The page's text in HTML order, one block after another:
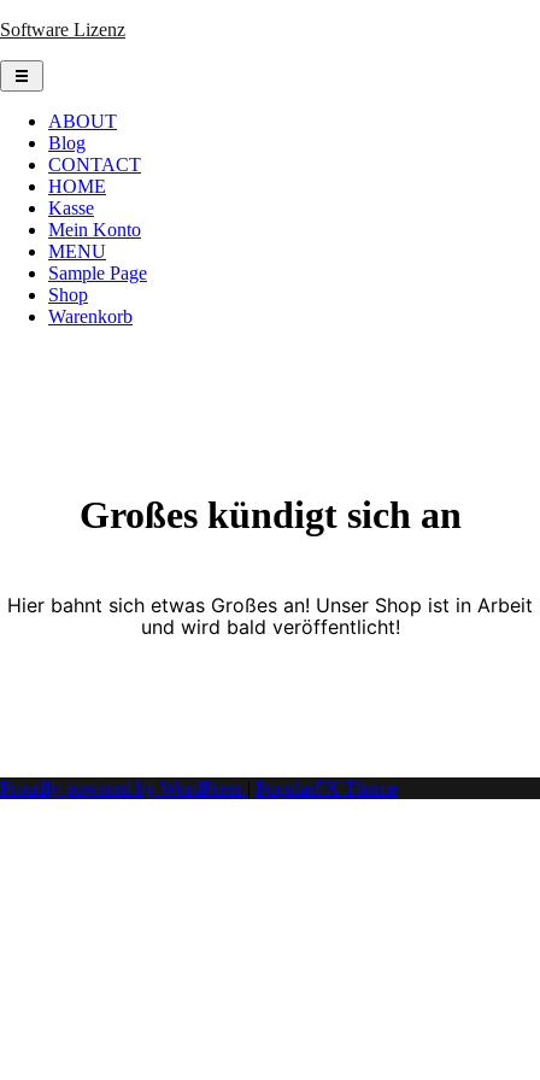
Skip
content
Software Lizenz
ABOUT
Blog
CONTACT
HOME
Kasse
Mein Konto
MENU
Sample Page
Shop
Warenkorb
Großes kündigt sich an
Hier bahnt sich etwas Großes an! Unser Shop ist in Arbeit
und wird bald veröffentlicht!
Proudly powered by WordPress PopularFX Theme